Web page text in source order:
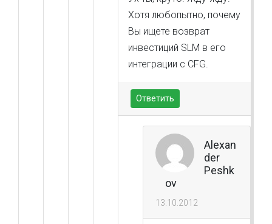
Хотя любопытно, почему
Вы ищете возврат
инвестиций SLM в его
интеграции с CFG.
Ответить
Alexan
der
Peshk
ov
13.10.2012